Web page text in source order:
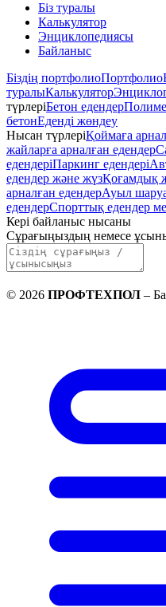
Біз туралы
Калькулятор
Энциклопедиясы
Байланыс
Біздің портфолиоПортфолио
туралыКалькулятор
түрлеріБетон едендер
бетонЕденді жөндеу
Нысан түрлеріҚоймаға
жайларға арналған едендер
едендеріПаркинг едендері
едендер және жүзҚоғамдық
арналған едендерАуыл
едендерСпорттық едендер
Кері байланыс нысаны
Сұрағыңыздың немесе
© 2026 ПРОФТЕХПОЛ –